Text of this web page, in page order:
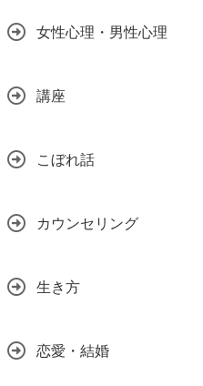
女性心理・男性心理
講座
こぼれ話
カウンセリング
生き方
恋愛・結婚